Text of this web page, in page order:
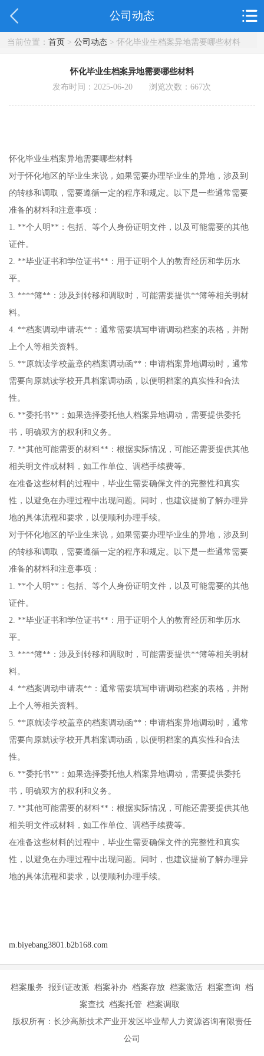
公司动态
当前位置： 首页> 公司动态> 怀化毕业生档案异地需要哪些材料
怀化毕业生档案异地需要哪些材料
发布时间：2025-06-20 浏览次数：667次
怀化毕业生档案异地需要哪些材料
对于怀化地区的毕业生来说，如果需要办理毕业生的异地，涉及到
的转移和调取，需要遵循一定的程序和规定。以下是一些通常需要
准备的材料和注意事项：
1. **个人明**：包括、等个人身份证明文件，以及可能需要的其他
证件。
2. **毕业证书和学位证书**：用于证明个人的教育经历和学历水
平。
3. ****簿**：涉及到转移和调取时，可能需要提供**簿等相关明材
料。
4. **档案调动申请表**：通常需要填写申请调动档案的表格，并附
上个人等相关资料。
5. **原就读学校盖章的档案调动函**：申请档案异地调动时，通常
需要向原就读学校开具档案调动函，以便明档案的真实性和合法
性。
6. **委托书**：如果选择委托他人档案异地调动，需要提供委托
书，明确双方的权利和义务。
7. **其他可能需要的材料**：根据实际情况，可能还需要提供其他
相关明文件或材料，如工作单位、调档手续费等。
在准备这些材料的过程中，毕业生需要确保文件的完整性和真实
性，以避免在办理过程中出现问题。同时，也建议提前了解办理异
地的具体流程和要求，以便顺利办理手续。
对于怀化地区的毕业生来说，如果需要办理毕业生的异地，涉及到
的转移和调取，需要遵循一定的程序和规定。以下是一些通常需要
准备的材料和注意事项：
1. **个人明**：包括、等个人身份证明文件，以及可能需要的其他
证件。
2. **毕业证书和学位证书**：用于证明个人的教育经历和学历水
平。
3. ****簿**：涉及到转移和调取时，可能需要提供**簿等相关明材
料。
4. **档案调动申请表**：通常需要填写申请调动档案的表格，并附
上个人等相关资料。
5. **原就读学校盖章的档案调动函**：申请档案异地调动时，通常
需要向原就读学校开具档案调动函，以便明档案的真实性和合法
性。
6. **委托书**：如果选择委托他人档案异地调动，需要提供委托
书，明确双方的权利和义务。
7. **其他可能需要的材料**：根据实际情况，可能还需要提供其他
相关明文件或材料，如工作单位、调档手续费等。
在准备这些材料的过程中，毕业生需要确保文件的完整性和真实
性，以避免在办理过程中出现问题。同时，也建议提前了解办理异
地的具体流程和要求，以便顺利办理手续。
m.biyebang3801.b2b168.com
档案服务 报到证改派 档案补办 档案存放 档案激活 档案查询 档
案查找 档案托管 档案调取
版权所有：长沙高新技术产业开发区毕业帮人力资源咨询有限责任
公司